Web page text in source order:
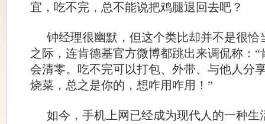
宜，吃不完，总不能说把鸡腿退回去吧？
钟经理很幽默，但这个类比却并不是很恰
之际，连肯德基官方微博都跳出来调侃称：
会清零。吃不完可以打包、外带、与他人分
烧菜，总之是你的，想咋用咋用！”
如今，手机上网已经成为现代人的一种生